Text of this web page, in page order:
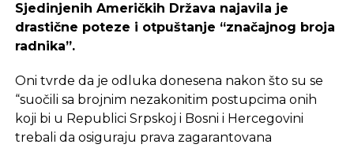
Ulaganje u coworking prostor u Čapljini moglo bi
postati ključan korak prema stvaranju napredne
poslovne klime, privlačenju novih profesionalaca te
nove projekte i lokalnu ekonomiju.
Sjedinjenih Američkih Država najavila je
drastične poteze i otpuštanje “značajnog broja
radnika”.
Oni tvrde da je odluka donesena nakon što su se
“suočili sa brojnim nezakonitim postupcima onih
koji bi u Republici Srpskoj i Bosni i Hercegovini
trebali da osiguraju prava zagarantovana